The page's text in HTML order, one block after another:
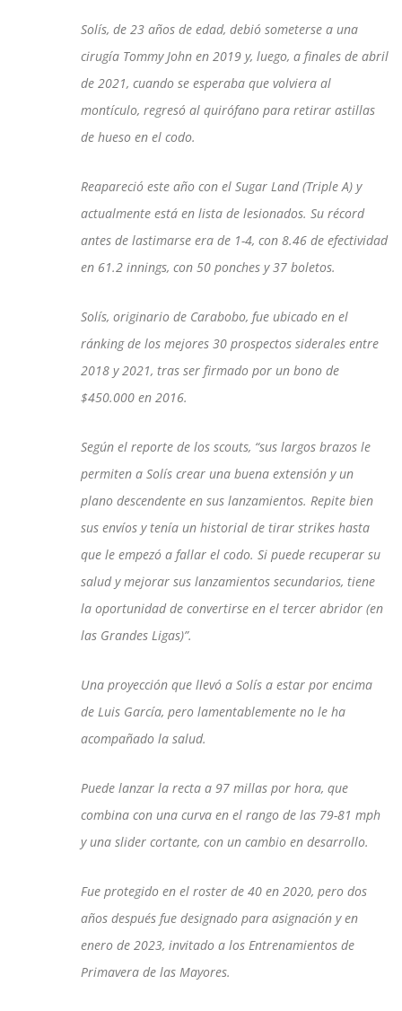
Solís, de 23 años de edad, debió someterse a una
cirugía Tommy John en 2019 y, luego, a finales de abril
de 2021, cuando se esperaba que volviera al
montículo, regresó al quirófano para retirar astillas
de hueso en el codo.
Reapareció este año con el Sugar Land (Triple A) y
actualmente está en lista de lesionados. Su récord
antes de lastimarse era de 1-4, con 8.46 de efectividad
en 61.2 innings, con 50 ponches y 37 boletos.
Solís, originario de Carabobo, fue ubicado en el
ránking de los mejores 30 prospectos siderales entre
2018 y 2021, tras ser firmado por un bono de
$450.000 en 2016.
Según el reporte de los scouts, “sus largos brazos le
permiten a Solís crear una buena extensión y un
plano descendente en sus lanzamientos. Repite bien
sus envíos y tenía un historial de tirar strikes hasta
que le empezó a fallar el codo. Si puede recuperar su
salud y mejorar sus lanzamientos secundarios, tiene
la oportunidad de convertirse en el tercer abridor (en
las Grandes Ligas)”.
Una proyección que llevó a Solís a estar por encima
de Luis García, pero lamentablemente no le ha
acompañado la salud.
Puede lanzar la recta a 97 millas por hora, que
combina con una curva en el rango de las 79-81 mph
y una slider cortante, con un cambio en desarrollo.
Fue protegido en el roster de 40 en 2020, pero dos
años después fue designado para asignación y en
enero de 2023, invitado a los Entrenamientos de
Primavera de las Mayores.